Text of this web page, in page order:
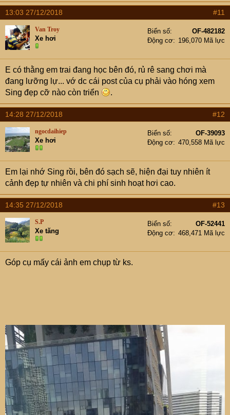
13:03 27/12/2018 #11
Van Troy
Xe hơi
Biển số
OF-482182
Động cơ
196,070 Mã lực
E có thằng em trai đang học bên đó, rủ rê sang chơi mà
đang lưỡng lự... vớ dc cái post của cụ phải vào hóng xem
Sing đẹp cỡ nào còn triển
.
14:28 27/12/2018 #12
ngocdaihiep
Xe hơi
Biển số
OF-39093
Động cơ
470,558 Mã lực
Em lại nhớ Sing rồi, bên đó sạch sẽ, hiện đại tuy nhiên ít
cảnh đẹp tự nhiên và chi phí sinh hoạt hơi cao.
14:35 27/12/2018 #13
S.P
Xe tăng
Biển số
OF-52441
Động cơ
468,471 Mã lực
Góp cụ mấy cái ảnh em chụp từ ks.